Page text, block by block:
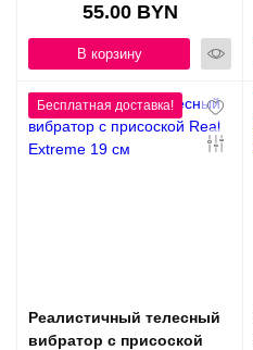
55.00 BYN
В корзину
Реалистичный телесный
вибратор с присоской